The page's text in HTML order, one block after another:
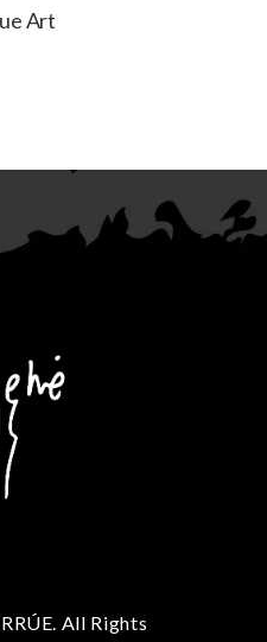
Art
All Rights